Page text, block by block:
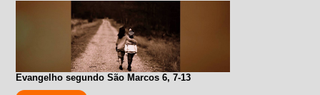
Evangelho segundo São Marcos 6, 7-13